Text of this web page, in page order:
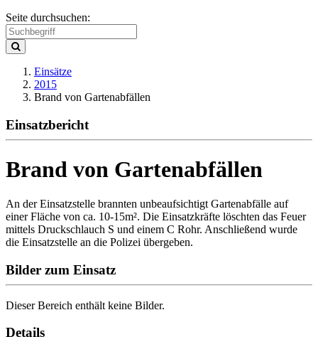
Seite durchsuchen:
Einsätze
2015
Brand von Gartenabfällen
Einsatzbericht
Brand von Gartenabfällen
An der Einsatzstelle brannten unbeaufsichtigt Gartenabfälle auf
einer Fläche von ca. 10-15m². Die Einsatzkräfte löschten das Feuer
mittels Druckschlauch S und einem C Rohr. Anschließend wurde
die Einsatzstelle an die Polizei übergeben.
Bilder zum Einsatz
Dieser Bereich enthält keine Bilder.
Details